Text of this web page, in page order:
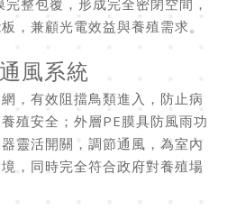
，兼顧光電效益與養殖需求。
風系統
，有效阻擋鳥類進入，防止病
殖安全；外層PE膜具防風雨功
靈活開關，調節通風，為室內
，同時完全符合政府對養殖場